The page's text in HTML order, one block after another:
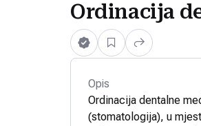
Ordinacija
Opis
Ordinacija dentalne
(stomatologija), u